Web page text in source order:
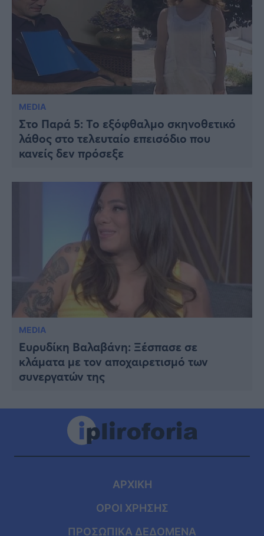
MEDIA
Στο Παρά 5: Το εξόφθαλμο σκηνοθετικό
λάθος στο τελευταίο επεισόδιο που
κανείς δεν πρόσεξε
MEDIA
Ευρυδίκη Βαλαβάνη: Ξέσπασε σε
κλάματα με τον αποχαιρετισμό των
συνεργατών της
ΑΡΧΙΚΗ
ΟΡΟΙ ΧΡΗΣΗΣ
ΠΡΟΣΩΠΙΚΑ ΔΕΔΟΜΕΝΑ